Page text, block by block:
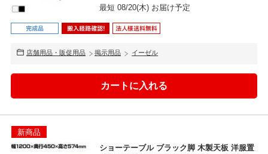
最短 08/20(木) お届け予定
店舗用品・販促用品 掲示用品 イーゼル
新商品
ショーテーブル ブラック脚 木製天板 洋服置